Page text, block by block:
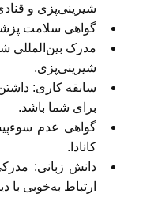
شیرینی‌پزی و
گواهی سلامت
مدرک بین‌المللی
شیرینی‌پزی.
سابقه کاری:
برای شما باشد.
گواهی عدم
کانادا.
ارتباط به‌خوبی